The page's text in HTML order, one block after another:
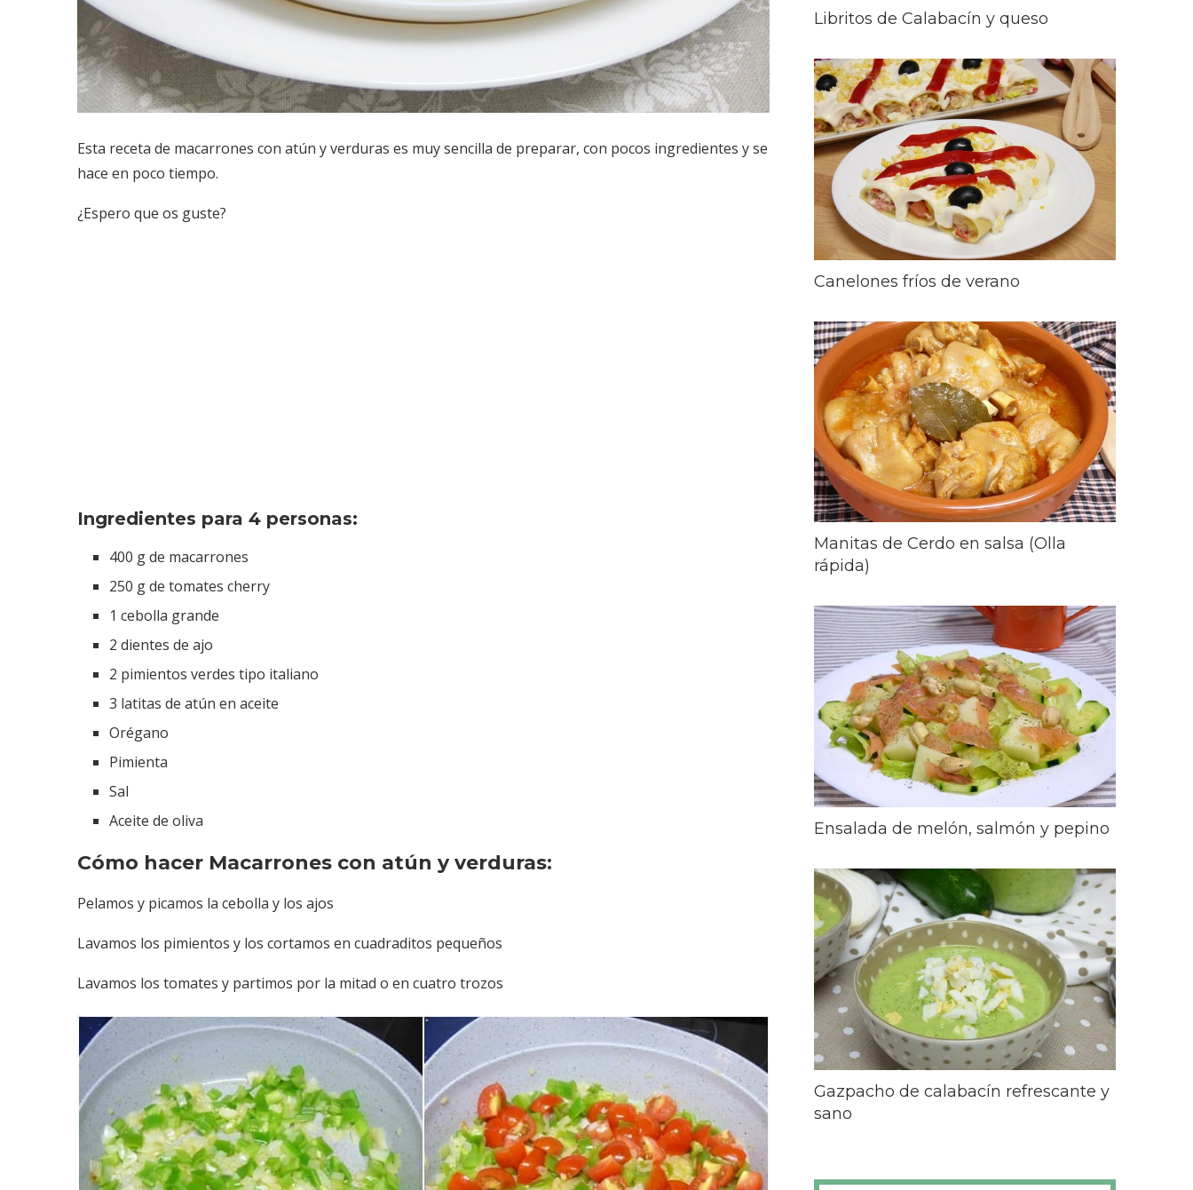
Esta receta de macarrones con atún y verduras es muy sencilla de preparar, con pocos ingredientes y se
hace en poco tiempo.
¿Espero que os guste?
Ingredientes para 4 personas:
400 g de macarrones
250 g de tomates cherry
1 cebolla grande
2 dientes de ajo
2 pimientos verdes tipo italiano
3 latitas de atún en aceite
Orégano
Pimienta
Sal
Aceite de oliva
Cómo hacer Macarrones con atún y verduras:
Pelamos y picamos la cebolla y los ajos
Lavamos los pimientos y los cortamos en cuadraditos pequeños
Lavamos los tomates y partimos por la mitad o en cuatro trozos
Libritos de Calabacín y queso
Canelones fríos de verano
Manitas de Cerdo en salsa (Olla
rápida)
Ensalada de melón, salmón y pepino
Gazpacho de calabacín refrescante y
sano